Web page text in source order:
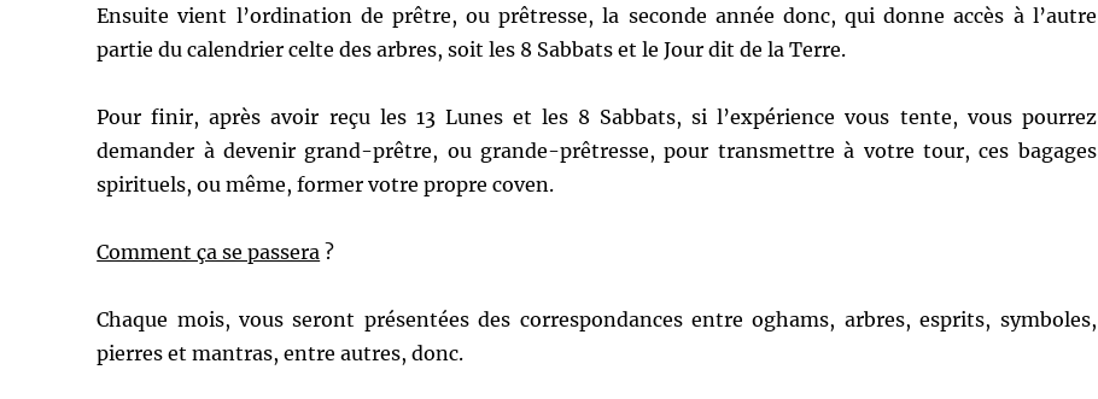
Ensuite vient l’ordination de prêtre, ou prêtresse, la seconde année donc, qui donne accès à l’autre
partie du calendrier celte des arbres, soit les 8 Sabbats et le Jour dit de la Terre.
Pour finir, après avoir reçu les 13 Lunes et les 8 Sabbats, si l’expérience vous tente, vous pourrez
demander à devenir grand-prêtre, ou grande-prêtresse, pour transmettre à votre tour, ces bagages
spirituels, ou même, former votre propre coven.
Comment ça se passera ?
Chaque mois, vous seront présentées des correspondances entre oghams, arbres, esprits, symboles,
pierres et mantras, entre autres, donc.